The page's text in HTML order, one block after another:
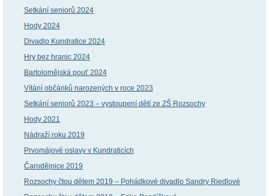
Setkání seniorů 2024
Hody 2024
Divadlo Kundratice 2024
Hry bez hranic 2024
Bartolomějská pouť 2024
Vítání občánků narozených v roce 2023
Setkání seniorů 2023 – vystoupení dětí ze ZŠ Rozsochy
Hody 2021
Nádraží roku 2019
Prvomájové oslavy v Kundraticích
Čarodějnice 2019
Rozsochy čtou dětem 2019 – Pohádkové divadlo Sandry Riedlové